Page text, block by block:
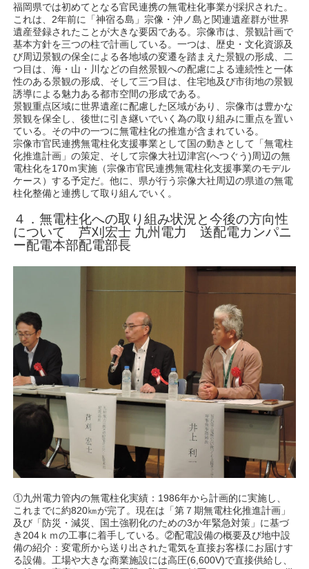
福岡県では初めてとなる官民連携の無電柱化事業が採択された。
これは、2年前に「神宿る島」宗像・沖ノ島と関連遺産群が世界
遺産登録されたことが大きな要因である。宗像市は、景観計画で
基本方針を三つの柱で計画している。一つは、歴史・文化資源及
び周辺景観の保全による各地域の変遷を踏まえた景観の形成、二
つ目は、海・山・川などの自然景観への配慮による連続性と一体
性のある景観の形成、そして三つ目は、住宅地及び市街地の景観
誘導による魅力ある都市空間の形成である。
景観重点区域に世界遺産に配慮した区域があり、宗像市は豊かな
景観を保全し、後世に引き継いでいく為の取り組みに重点を置い
ている。その中の一つに無電柱化の推進が含まれている。
宗像市官民連携無電柱化支援事業として国の動きとして「無電柱
化推進計画」の策定、そして宗像大社辺津宮(へつぐう)周辺の無
電柱化を170ｍ実施（宗像市官民連携無電柱化支援事業のモデル
ケース）する予定だ。他に、県が行う宗像大社周辺の県道の無電
柱化整備と連携して取り組んでいく。
４．無電柱化への取り組み状況と今後の方向性
について 芦刈宏士 九州電力 送配電カンパニ
ー配電本部配電部長
①九州電力管内の無電柱化実績：1986年から計画的に実施し、
これまでに約820㎞が完了。現在は「第７期無電柱化推進計画」
及び「防災・減災、国土強靭化のための3か年緊急対策」に基づ
き204ｋｍの工事に着手している。②配電設備の概要及び地中設
備の紹介：変電所から送り出された電気を直接お客様にお届けす
る設備。工場や大きな商業施設には高圧(6,600V)で直接供給し、